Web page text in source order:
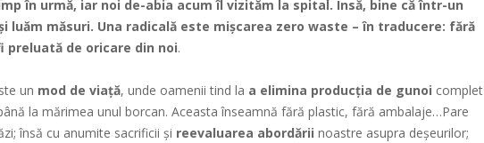
în urmă, iar noi de-abia acum îl vizităm la spital. Însă, bine că într-un
luăm măsuri. Una radicală este mișcarea zero waste – în traducere: fără
preluată de oricare din noi.
un mod de viață, unde oamenii tind la a elimina producția de gunoi complet
la mărimea unul borcan. Aceasta înseamnă fără plastic, fără ambalaje…Pare
însă cu anumite sacrificii și reevaluarea abordării noastre asupra deșeurilor;